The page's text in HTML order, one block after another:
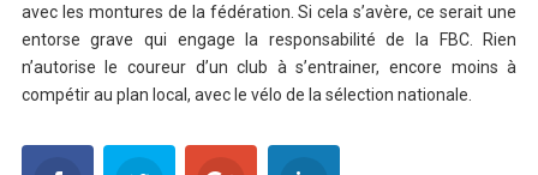
avec les montures de la fédération. Si cela s’avère, ce serait une
entorse grave qui engage la responsabilité de la FBC. Rien
n’autorise le coureur d’un club à s’entrainer, encore moins à
compétir au plan local, avec le vélo de la sélection nationale.